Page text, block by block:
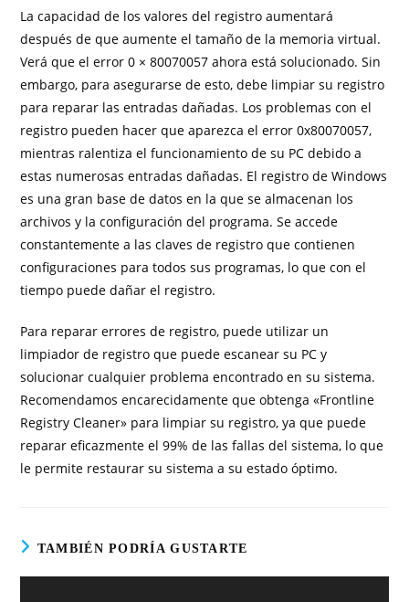
La capacidad de los valores del registro aumentará
después de que aumente el tamaño de la memoria virtual.
Verá que el error 0 × 80070057 ahora está solucionado. Sin
embargo, para asegurarse de esto, debe limpiar su registro
para reparar las entradas dañadas. Los problemas con el
registro pueden hacer que aparezca el error 0x80070057,
mientras ralentiza el funcionamiento de su PC debido a
estas numerosas entradas dañadas. El registro de Windows
es una gran base de datos en la que se almacenan los
archivos y la configuración del programa. Se accede
constantemente a las claves de registro que contienen
configuraciones para todos sus programas, lo que con el
tiempo puede dañar el registro.
Para reparar errores de registro, puede utilizar un
limpiador de registro que puede escanear su PC y
solucionar cualquier problema encontrado en su sistema.
Recomendamos encarecidamente que obtenga «Frontline
Registry Cleaner» para limpiar su registro, ya que puede
reparar eficazmente el 99% de las fallas del sistema, lo que
le permite restaurar su sistema a su estado óptimo.
TAMBIÉN PODRÍA GUSTARTE